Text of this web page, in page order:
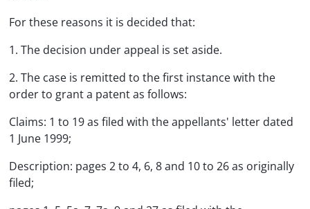
For these reasons it is decided that:
1. The decision under appeal is set aside.
2. The case is remitted to the first instance with the
order to grant a patent as follows:
Claims: 1 to 19 as filed with the appellants' letter dated
1 June 1999;
Description: pages 2 to 4, 6, 8 and 10 to 26 as originally
filed;